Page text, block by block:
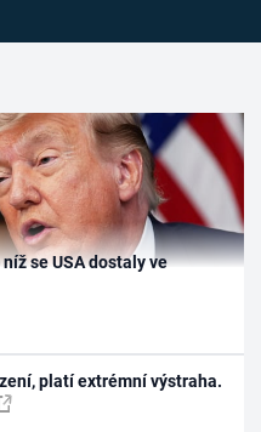
se USA dostaly ve
platí extrémní výstraha.